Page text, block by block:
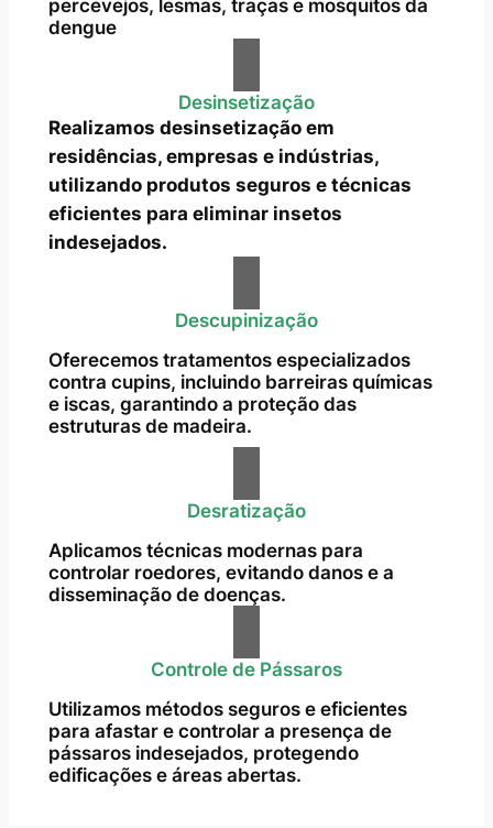
percevejos, lesmas, traças e mosquitos da
dengue
Desinsetização
Realizamos desinsetização em
residências, empresas e indústrias,
utilizando produtos seguros e técnicas
eficientes para eliminar insetos
indesejados.
Descupinização
Oferecemos tratamentos especializados
contra cupins, incluindo barreiras químicas
e iscas, garantindo a proteção das
estruturas de madeira.
Desratização
Aplicamos técnicas modernas para
controlar roedores, evitando danos e a
disseminação de doenças.
Controle de Pássaros
Utilizamos métodos seguros e eficientes
para afastar e controlar a presença de
pássaros indesejados, protegendo
edificações e áreas abertas.